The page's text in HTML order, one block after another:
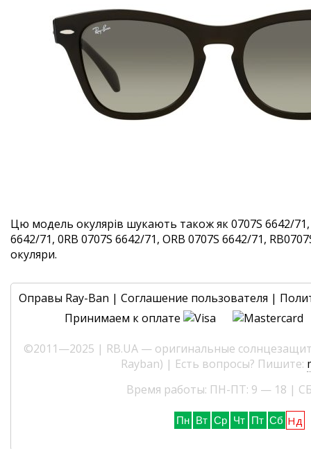
Цю модель окулярів шукають також як 0707S 6642/71,
6642/71, 0RB 0707S 6642/71, ORB 0707S 6642/71,
окуляри.
Оправы Ray-Ban | Соглашение пользователя |
Принимаем к оплате
©2011—2025 | RB.UA — оригинальные
Rayban) | Есть вопросы? Пишите:
Время работы: ПН-ПТ: 9 — 18 |
Пн Вт Ср Чт Пт Сб Нд